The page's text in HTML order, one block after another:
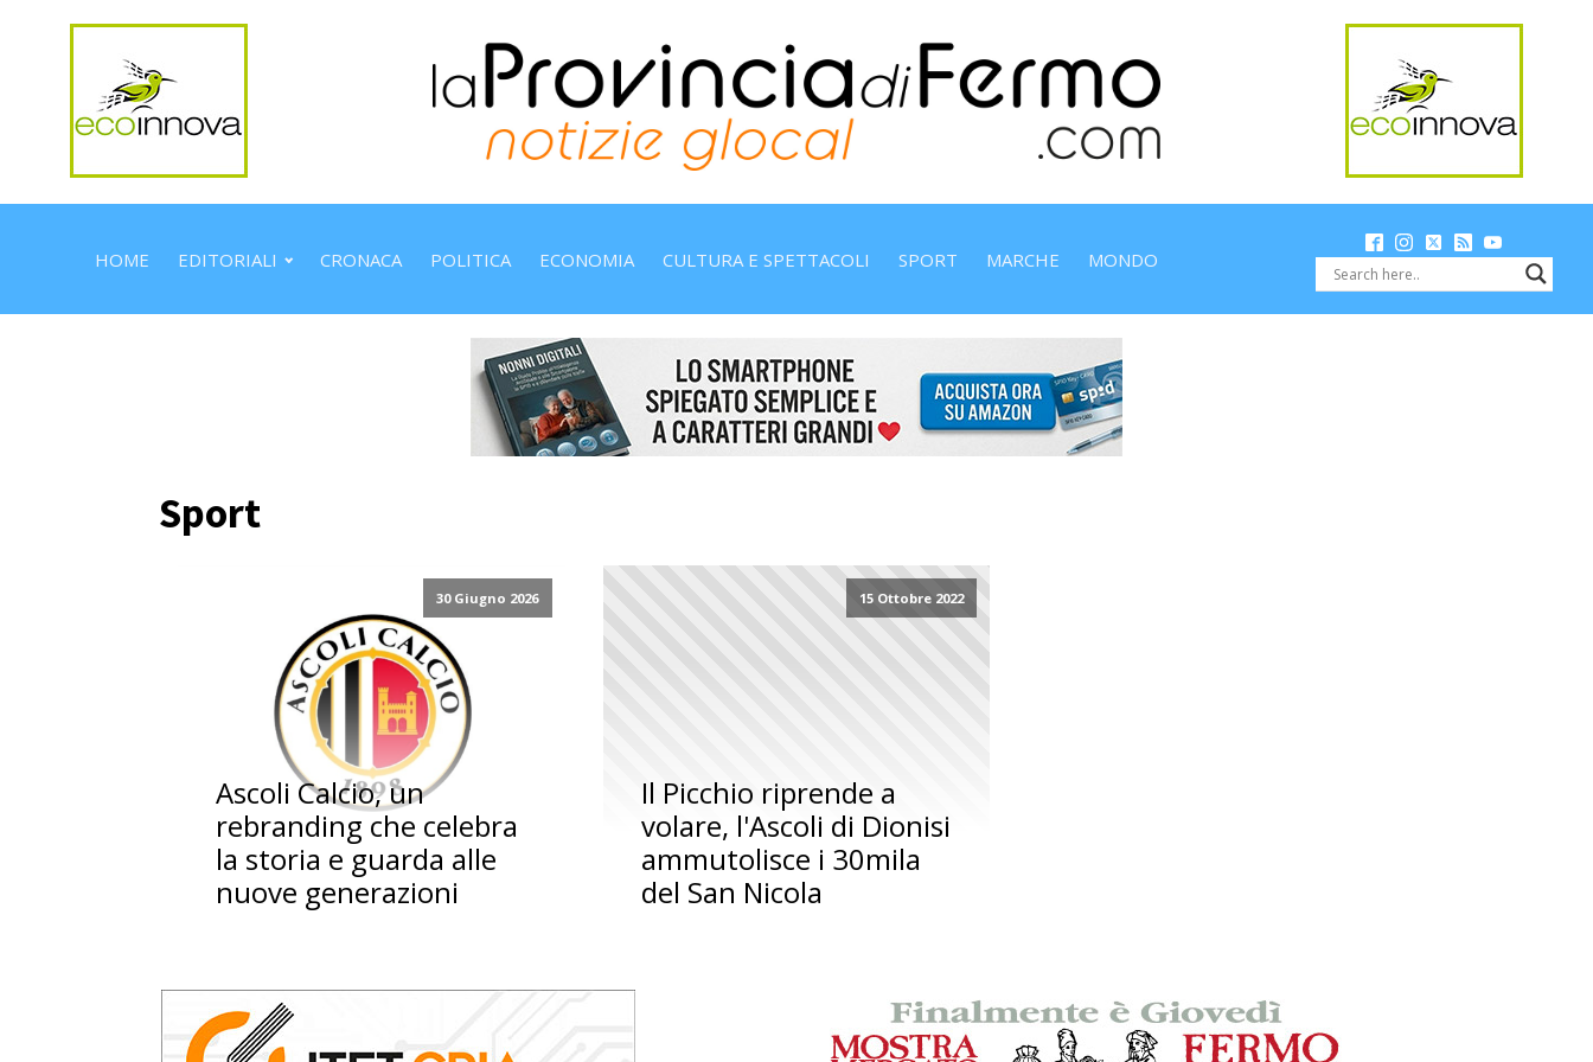
HOME EDITORIALI CRONACA POLITICA ECONOMIA CULTURA E SPETTACOLI SPORT MARCHE MONDO
Sport
30 Giugno 2026
Ascoli Calcio, un
rebranding che celebra
la storia e guarda alle
nuove generazioni
15 Ottobre 2022
Il Picchio riprende a
volare, l'Ascoli di Dionisi
ammutolisce i 30mila
del San Nicola